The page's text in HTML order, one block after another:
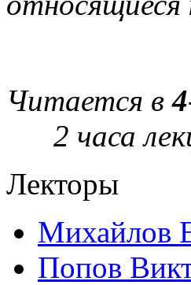
Читается в4
2 часа
Лекторы
Михайлов
Попов